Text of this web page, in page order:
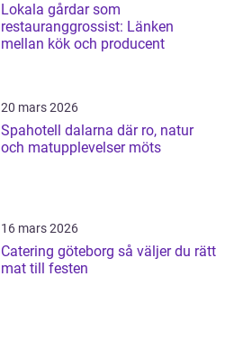
Lokala gårdar som
restauranggrossist: Länken
mellan kök och producent
20 mars 2026
Spahotell dalarna där ro, natur
och matupplevelser möts
16 mars 2026
Catering göteborg så väljer du rätt
mat till festen